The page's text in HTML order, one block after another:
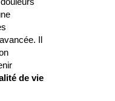
Il
de vie